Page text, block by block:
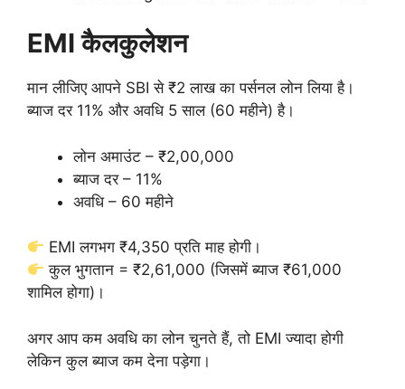
EMI कैलकुलेशन
मान लीजिए आपने SBI से ₹2 लाख का पर्सनल लोन लिया है।
ब्याज दर 11% और अवधि 5 साल (60 महीने) है।
लोन अमाउंट – ₹2,00,000
ब्याज दर – 11%
अवधि – 60 महीने
EMI लगभग ₹4,350 प्रति माह होगी।
कुल भुगतान = ₹2,61,000 (जिसमें ब्याज ₹61,000
शामिल होगा)।
अगर आप कम अवधि का लोन चुनते हैं, तो EMI ज्यादा होगी
लेकिन कुल ब्याज कम देना पड़ेगा।